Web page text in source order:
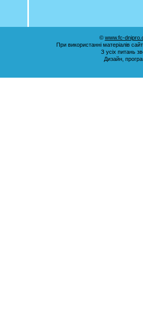
© www.fc-
При використанні матеріалів
З усіх питань
Дизайн,